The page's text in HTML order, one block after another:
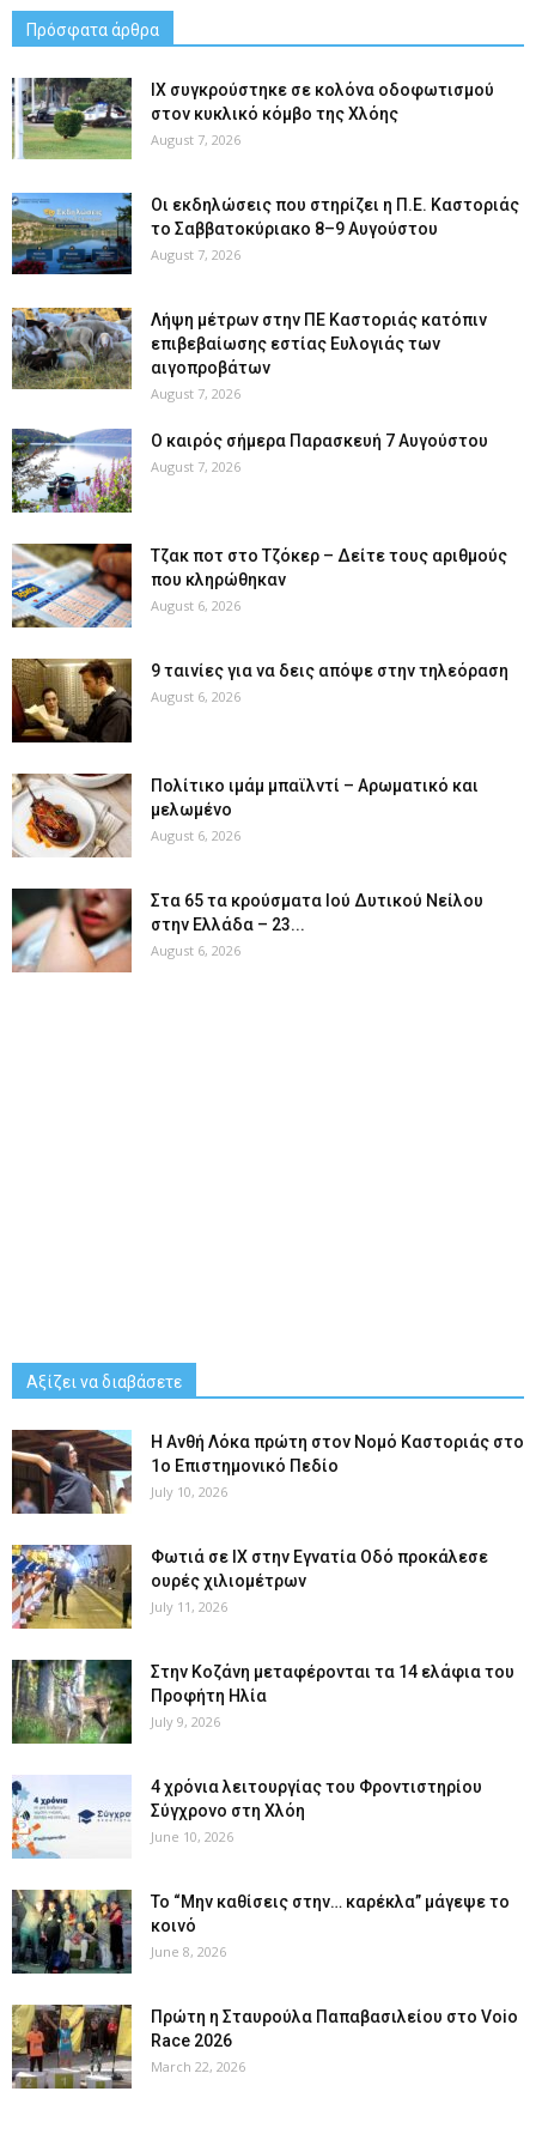
Πρόσφατα άρθρα
ΙΧ συγκρούστηκε σε κολόνα οδοφωτισμού
στον κυκλικό κόμβο της Χλόης
August 7, 2026
Οι εκδηλώσεις που στηρίζει η Π.Ε. Καστοριάς
το Σαββατοκύριακο 8–9 Αυγούστου
August 7, 2026
Λήψη μέτρων στην ΠΕ Καστοριάς κατόπιν
επιβεβαίωσης εστίας Ευλογιάς των
αιγοπροβάτων
August 7, 2026
Ο καιρός σήμερα Παρασκευή 7 Αυγούστου
August 7, 2026
Tζακ ποτ στο Τζόκερ – Δείτε τους αριθμούς
που κληρώθηκαν
August 6, 2026
9 ταινίες για να δεις απόψε στην τηλεόραση
August 6, 2026
Πολίτικο ιμάμ μπαϊλντί – Αρωματικό και
μελωμένο
August 6, 2026
Στα 65 τα κρούσματα Ιού Δυτικού Νείλου
στην Ελλάδα – 23...
August 6, 2026
Αξίζει να διαβάσετε
Η Ανθή Λόκα πρώτη στον Νομό Καστοριάς στο
1ο Επιστημονικό Πεδίο
July 10, 2026
Φωτιά σε ΙΧ στην Εγνατία Οδό προκάλεσε
ουρές χιλιομέτρων
July 11, 2026
Στην Κοζάνη μεταφέρονται τα 14 ελάφια του
Προφήτη Ηλία
July 9, 2026
4 χρόνια λειτουργίας του Φροντιστηρίου
Σύγχρονο στη Χλόη
June 10, 2026
Το “Μην καθίσεις στην… καρέκλα” μάγεψε το
κοινό
June 8, 2026
Πρώτη η Σταυρούλα Παπαβασιλείου στο Voio
Race 2026
March 22, 2026